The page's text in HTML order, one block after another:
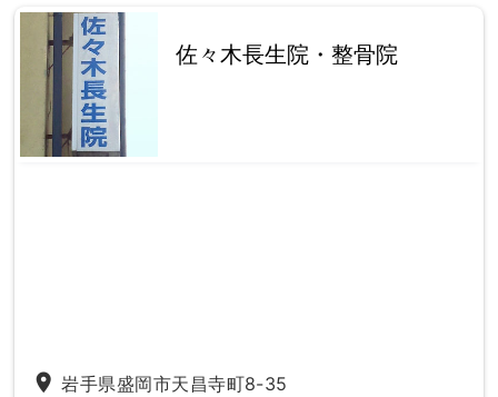
佐々木長生院・整骨院
place 岩手県盛岡市天昌寺町8-35